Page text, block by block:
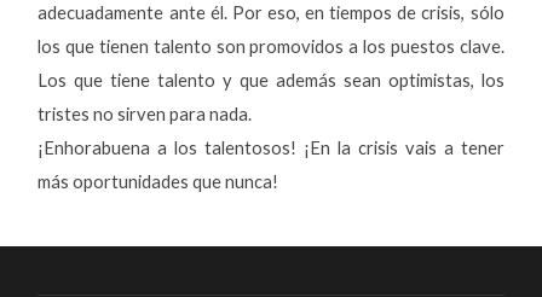
adecuadamente ante él. Por eso, en tiempos de crisis, sólo
los que tienen talento son promovidos a los puestos clave.
Los que tiene talento y que además sean optimistas, los
tristes no sirven para nada.
¡Enhorabuena a los talentosos! ¡En la crisis vais a tener
más oportunidades que nunca!